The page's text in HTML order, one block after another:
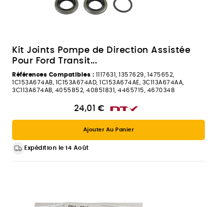
Kit Joints Pompe de Direction Assistée
Pour Ford Transit...
Références Compatibles : 1117631, 1357629, 1475652,
1C153A674AB, 1C153A674AD, 1C153A674AE, 3C113A674AA,
3C113A674AB, 4055852, 40851831, 4465715, 4670348
24,01 €
Ajouter Au Panier
Expédition le 14 Août